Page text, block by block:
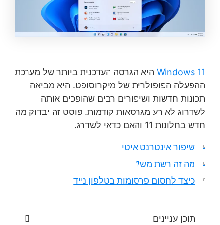
Windows 11 היא הגרסה העדכנית ביותר של מערכת
ההפעלה הפופולרית של מיקרוסופט. היא מביאה
תכונות חדשות ושיפורים רבים שהופכים אותה
לשדרוג לא רע מגרסאות קודמות. פוסט זה יבדוק מה
חדש בחלונות 11 והאם כדאי לשדרג.
שיפור אינטרנט איטי
מה זה רשת מש?
כיצד לחסום פרסומות בטלפון נייד
תוכן עניינים